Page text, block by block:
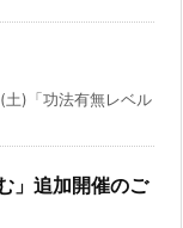
土)「功法有無レベル
」追加開催のご